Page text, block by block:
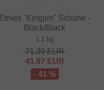
Etnies "Kingpin" Schuhe -
Black/Black
1.1 kg
71.39EUR
41.97 EUR
- 41 %